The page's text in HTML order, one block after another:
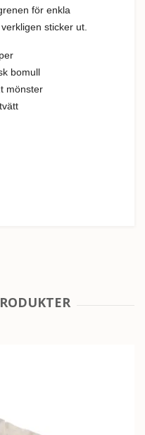
för enkla
sticker ut.
bomull
mönster